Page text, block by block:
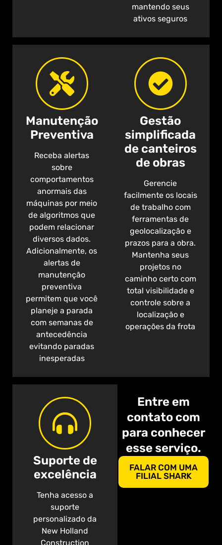
mantendo seus
ativos seguros
Manutenção
Preventiva
Receba alertas
sobre
comportamentos
anormais das
máquinas por meio
de algoritmos que
podem relacionar
diversos dados.
Adicionalmente, os
alertas de
manutenção
preventiva
permitem que você
planeje a parada
com semanas de
antecedência
evitando paradas
inesperadas
Gestão
simplificada
de canteiros
de obras
Gerencie
facilmente os locais
de trabalho com
ferramentas de
geolocalização e
prazos para a obra.
Mantenha seus
projetos no
caminho certo com
total visibilidade e
controle sobre a
localização e
operações da frota
Suporte de
excelência
Tenha acesso a
suporte
personalizado da
New Holland
Construction
Entre em
contato com
para conhecer
esse serviço.
FALAR COM UMA
FILIAL SHARK